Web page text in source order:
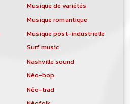
Musique de variétés
Musique romantique
Musique post-industrielle
Surf music
Nashville sound
Néo-bop
Néo-trad